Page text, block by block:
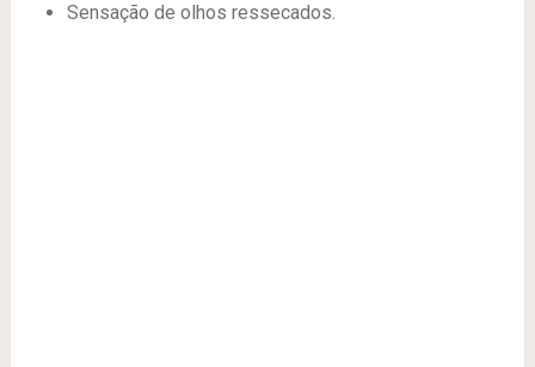
Sensação de olhos ressecados.